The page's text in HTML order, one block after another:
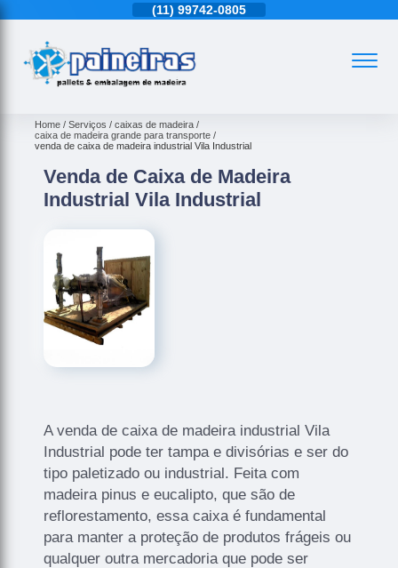
(11) 99742-0805
Home Serviços
caixas de madeira
caixa de madeira grande para transporte
venda de caixa de madeira industrial Vila Industrial
Venda de Caixa de Madeira
Industrial Vila Industrial
A venda de caixa de madeira industrial Vila
Industrial pode ter tampa e divisórias e ser do
tipo paletizado ou industrial. Feita com
madeira pinus e eucalipto, que são de
reflorestamento, essa caixa é fundamental
para manter a proteção de produtos frágeis ou
qualquer outra mercadoria que pode ser